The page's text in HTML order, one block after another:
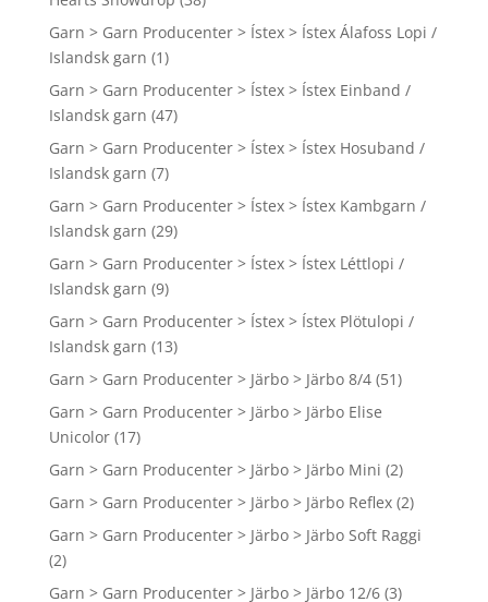
Garn > Garn Producenter > Ístex > Ístex Álafoss Lopi /
Islandsk garn (1)
Garn > Garn Producenter > Ístex > Ístex Einband /
Islandsk garn (47)
Garn > Garn Producenter > Ístex > Ístex Hosuband /
Islandsk garn (7)
Garn > Garn Producenter > Ístex > Ístex Kambgarn /
Islandsk garn (29)
Garn > Garn Producenter > Ístex > Ístex Léttlopi /
Islandsk garn (9)
Garn > Garn Producenter > Ístex > Ístex Plötulopi /
Islandsk garn (13)
Garn > Garn Producenter > Järbo > Järbo 8/4 (51)
Garn > Garn Producenter > Järbo > Järbo Elise
Unicolor (17)
Garn > Garn Producenter > Järbo > Järbo Mini (2)
Garn > Garn Producenter > Järbo > Järbo Reflex (2)
Garn > Garn Producenter > Järbo > Järbo Soft Raggi
(2)
Garn > Garn Producenter > Järbo > Järbo 12/6 (3)